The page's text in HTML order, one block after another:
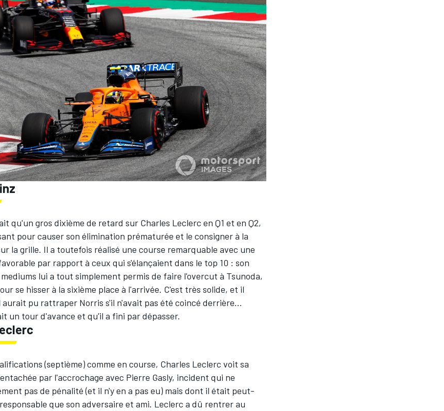
qu'un gros dixième de retard sur Charles Leclerc en Q1 et en Q2,
pour causer son élimination prématurée et le consigner à la
la grille. Il a toutefois réalisé une course remarquable avec une
par rapport à ceux qui s'élançaient dans le top 10 : son
lui a tout simplement permis de faire l'overcut à Tsunoda,
se hisser à la sixième place à l'arrivée. C'est très solide, et il
aurait pu rattraper Norris s'il n'avait pas été coincé derrière…
un tour d'avance et qu'il a fini par dépasser.
(septième) comme en course, Charles Leclerc voit sa
par l'accrochage avec Pierre Gasly, incident qui ne
pas de pénalité (et il n'y en a pas eu) mais dont il était peut-
que son adversaire et ami. Leclerc a dû rentrer au